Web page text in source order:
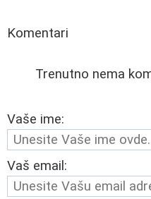
Komentari
Trenutno nema
Vaše ime:
Vaš email: